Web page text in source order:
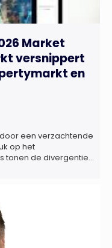
Market
versnippert
en
een verzachtende
op het
tonen de divergentie
kwartaal van 2026